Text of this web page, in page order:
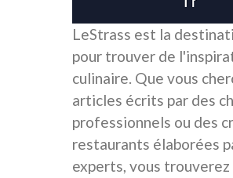
LeStrass est la
pour trouver de
culinaire. Que vous
articles écrits par des
professionnels ou des
restaurants élaborées
experts, vous